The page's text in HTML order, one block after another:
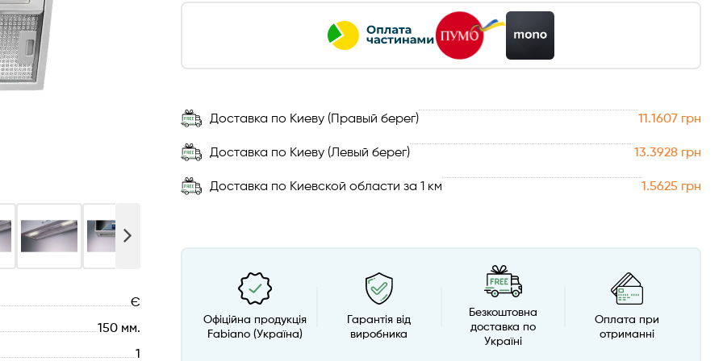
Є
150 мм.
1
Доставка по Киеву (Правый берег) 11.1607 грн
Доставка по Киеву (Левый берег) 13.3928 грн
Доставка по Киевской области за 1 км 1.5625 грн
Офіційна продукція
Fabiano (Україна)
Гарантія від
виробника
Безкоштовна
доставка по
Україні
Оплата при
отриманні